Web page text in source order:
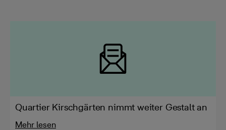
Quartier Kirschgärten nimmt weiter Gestalt an
Mehr lesen